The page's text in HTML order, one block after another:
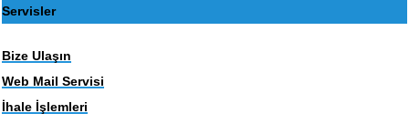
Servisler
Bize Ulaşın
Web Mail Servisi
İhale İşlemleri